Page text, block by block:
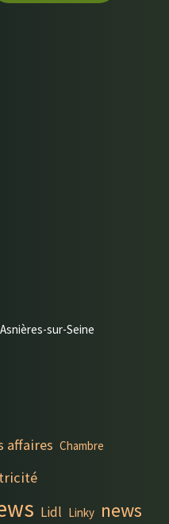
sur-Seine
affaires Chambre
Lidl Linky news